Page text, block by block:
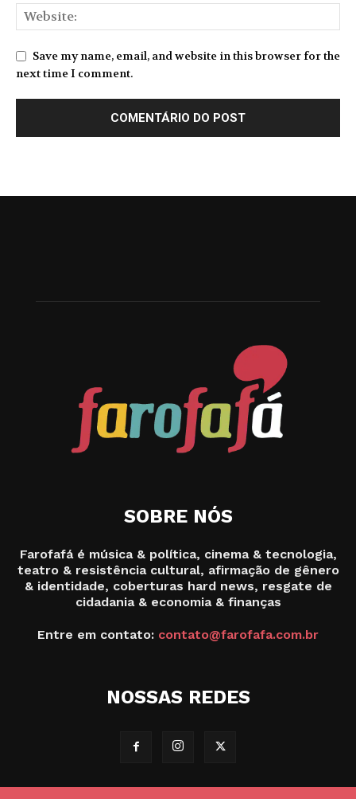
Save my name, email, and website in this browser for the
next time I comment.
SOBRE NÓS
Farofafá é música & política, cinema & tecnologia,
teatro & resistência cultural, afirmação de gênero
& identidade, coberturas hard news, resgate de
cidadania & economia & finanças
Entre em contato: contato@farofafa.com.br
NOSSAS REDES